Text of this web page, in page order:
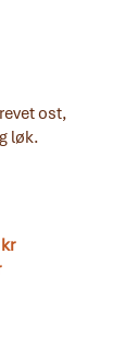
ost,
løk.